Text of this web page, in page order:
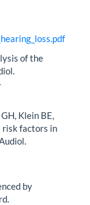
of the
Klein BE,
risk factors in
by